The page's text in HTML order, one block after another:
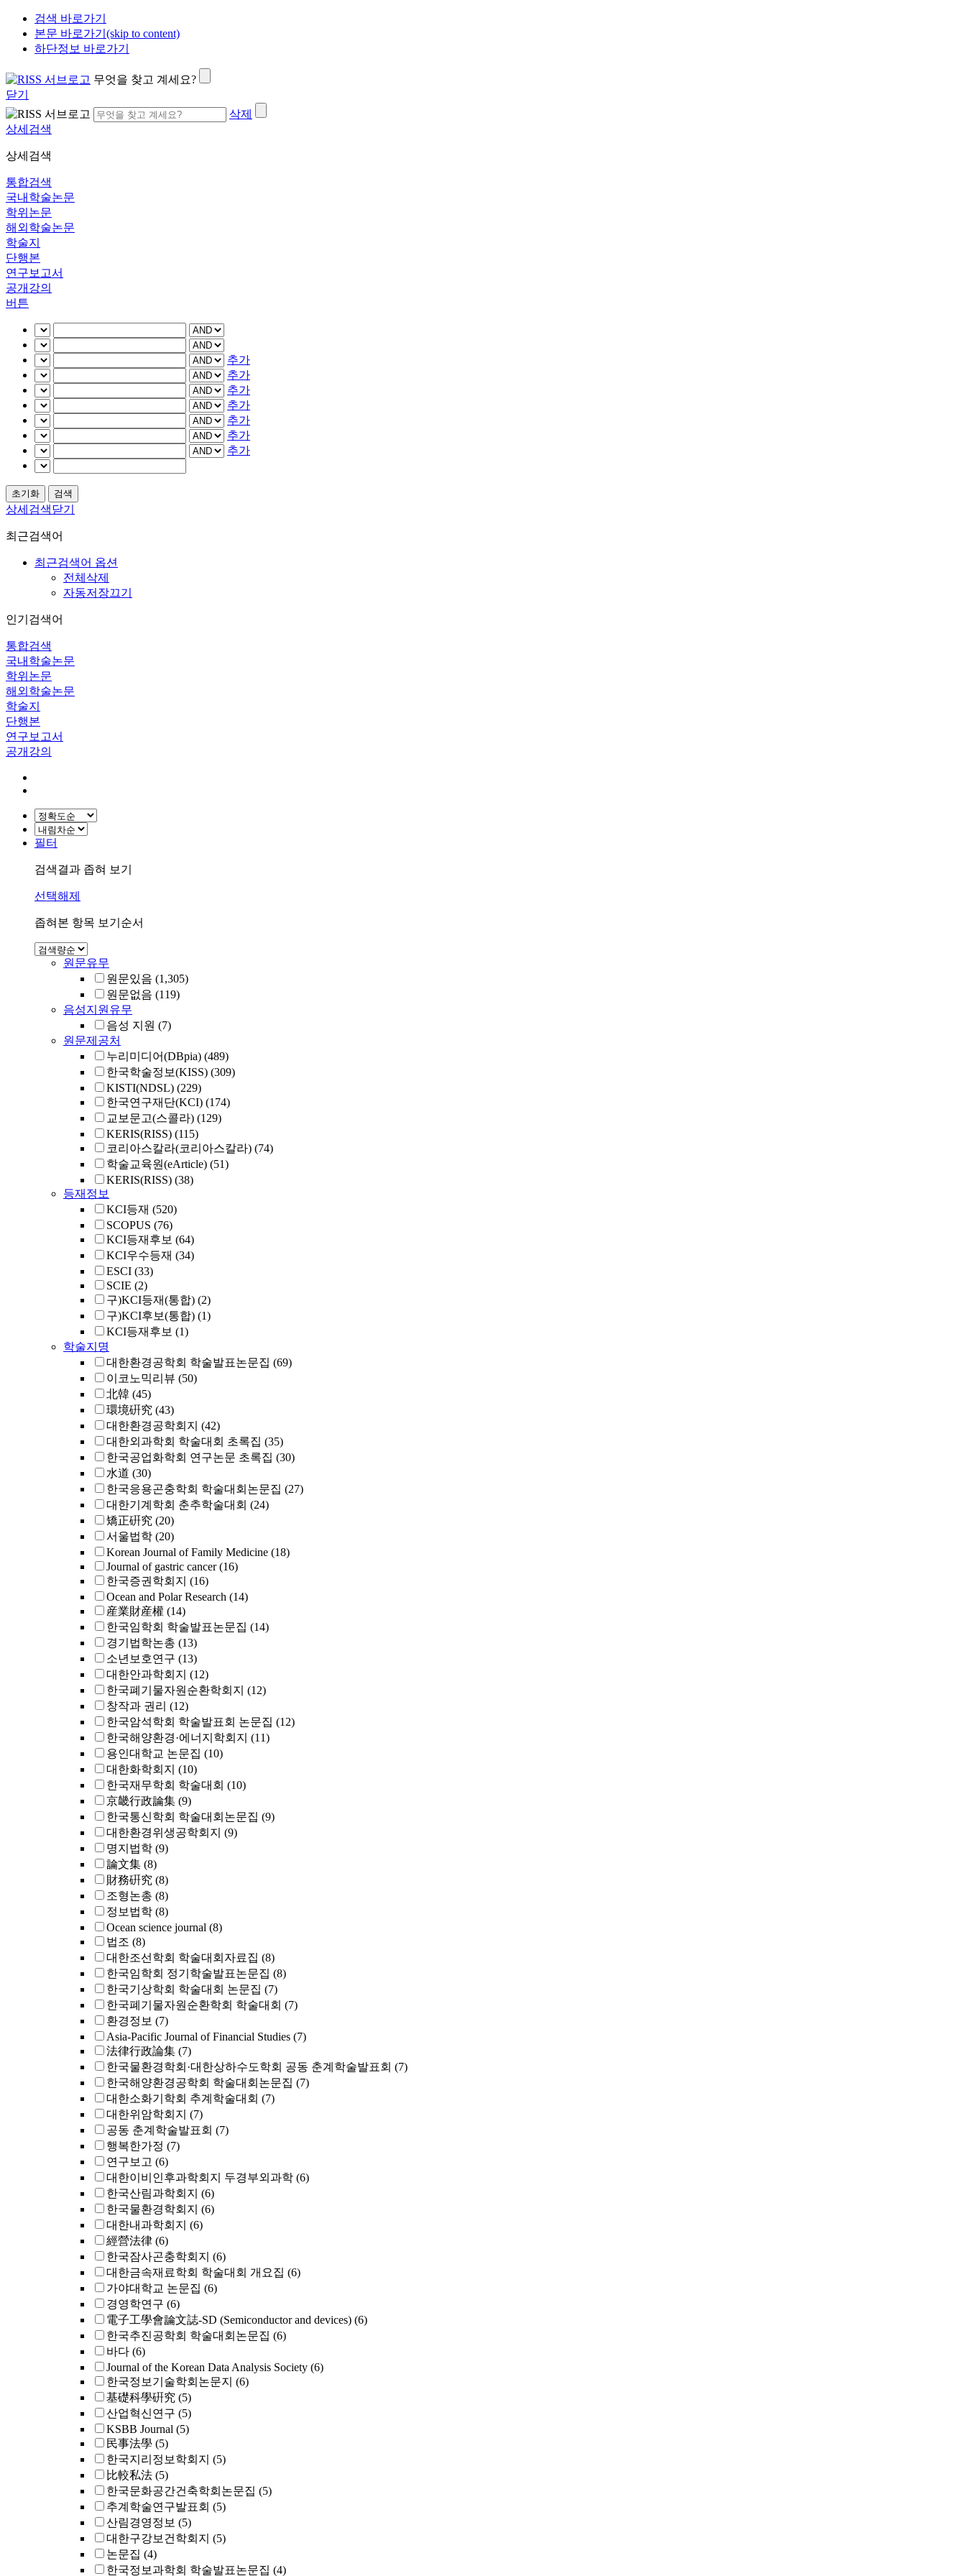
검색 바로가기
본문 바로가기(skip to content)
하단정보 바로가기
무엇을 찾고 계세요?
닫기
삭제
상세검색
상세검색
통합검색
국내학술논문
학위논문
해외학술논문
학술지
단행본
연구보고서
공개강의
버튼
추가
추가
추가
추가
추가
추가
추가
상세검색닫기
최근검색어
최근검색어 옵션
전체삭제
자동저장끄기
인기검색어
통합검색
국내학술논문
학위논문
해외학술논문
학술지
단행본
연구보고서
공개강의
필터
검색결과 좁혀 보기
선택해제
좁혀본 항목 보기순서
원문유무
원문있음 (1,305)
원문없음 (119)
음성지원유무
음성 지원 (7)
원문제공처
누리미디어(DBpia) (489)
한국학술정보(KISS) (309)
KISTI(NDSL) (229)
한국연구재단(KCI) (174)
교보문고(스콜라) (129)
KERIS(RISS) (115)
코리아스칼라(코리아스칼라) (74)
학술교육원(eArticle) (51)
KERIS(RISS) (38)
등재정보
KCI등재 (520)
SCOPUS (76)
KCI등재후보 (64)
KCI우수등재 (34)
ESCI (33)
SCIE (2)
구)KCI등재(통합) (2)
구)KCI후보(통합) (1)
KCI등재후보 (1)
학술지명
대한환경공학회 학술발표논문집 (69)
이코노믹리뷰 (50)
北韓 (45)
環境硏究 (43)
대한환경공학회지 (42)
대한외과학회 학술대회 초록집 (35)
한국공업화학회 연구논문 초록집 (30)
水道 (30)
한국응용곤충학회 학술대회논문집 (27)
대한기계학회 춘추학술대회 (24)
矯正硏究 (20)
서울법학 (20)
Korean Journal of Family Medicine (18)
Journal of gastric cancer (16)
한국증권학회지 (16)
Ocean and Polar Research (14)
産業財産權 (14)
한국임학회 학술발표논문집 (14)
경기법학논총 (13)
소년보호연구 (13)
대한안과학회지 (12)
한국폐기물자원순환학회지 (12)
창작과 권리 (12)
한국암석학회 학술발표회 논문집 (12)
한국해양환경·에너지학회지 (11)
용인대학교 논문집 (10)
대한화학회지 (10)
한국재무학회 학술대회 (10)
京畿行政論集 (9)
한국통신학회 학술대회논문집 (9)
대한환경위생공학회지 (9)
명지법학 (9)
論文集 (8)
財務硏究 (8)
조형논총 (8)
정보법학 (8)
Ocean science journal (8)
법조 (8)
대한조선학회 학술대회자료집 (8)
한국임학회 정기학술발표논문집 (8)
한국기상학회 학술대회 논문집 (7)
한국폐기물자원순환학회 학술대회 (7)
환경정보 (7)
Asia-Pacific Journal of Financial Studies (7)
法律行政論集 (7)
한국물환경학회·대한상하수도학회 공동 춘계학술발표회 (7)
한국해양환경공학회 학술대회논문집 (7)
대한소화기학회 추계학술대회 (7)
대한위암학회지 (7)
공동 춘계학술발표회 (7)
행복한가정 (7)
연구보고 (6)
대한이비인후과학회지 두경부외과학 (6)
한국산림과학회지 (6)
한국물환경학회지 (6)
대한내과학회지 (6)
經營法律 (6)
한국잠사곤충학회지 (6)
대한금속재료학회 학술대회 개요집 (6)
가야대학교 논문집 (6)
경영학연구 (6)
電子工學會論文誌-SD (Semiconductor and devices) (6)
한국추진공학회 학술대회논문집 (6)
바다 (6)
Journal of the Korean Data Analysis Society (6)
한국정보기술학회논문지 (6)
基礎科學硏究 (5)
산업혁신연구 (5)
KSBB Journal (5)
民事法學 (5)
한국지리정보학회지 (5)
比較私法 (5)
한국문화공간건축학회논문집 (5)
추계학술연구발표회 (5)
산림경영정보 (5)
대한구강보건학회지 (5)
논문집 (4)
한국정보과학회 학술발표논문집 (4)